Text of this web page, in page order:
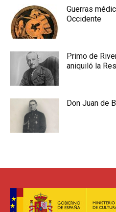
Guerras
Occidente
Primo de
aniquiló la
Don Juan de